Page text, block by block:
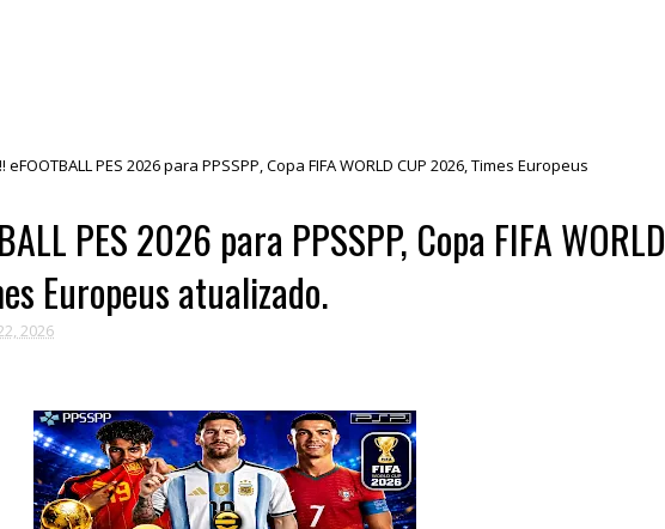
eFOOTBALL PES 2026 para PPSSPP, Copa FIFA WORLD CUP 2026, Times Europeus
PES 2026 para PPSSPP, Copa FIFA WORLD
Europeus atualizado.
2026